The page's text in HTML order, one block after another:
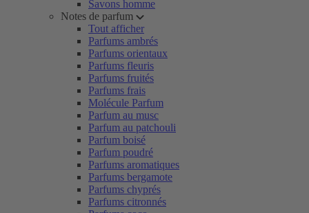
Savons homme
Notes de parfum
Tout afficher
Parfums ambrés
Parfums orientaux
Parfums fleuris
Parfums fruités
Parfums frais
Molécule Parfum
Parfum au musc
Parfum au patchouli
Parfum boisé
Parfum poudré
Parfums aromatiques
Parfums bergamote
Parfums chyprés
Parfums citronnés